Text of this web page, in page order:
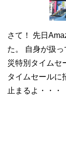
さて！ 先日
た。 自身が扱
災特別タイムセ
タイムセールに
止まるよ・・・